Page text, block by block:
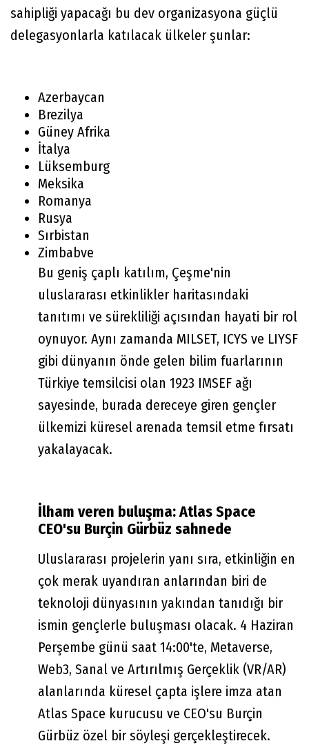
sahipliği yapacağı bu dev organizasyona güçlü
delegasyonlarla katılacak ülkeler şunlar:
Azerbaycan
Brezilya
Güney Afrika
İtalya
Lüksemburg
Meksika
Romanya
Rusya
Sırbistan
Zimbabve
Bu geniş çaplı katılım, Çeşme'nin
uluslararası etkinlikler haritasındaki
tanıtımı ve sürekliliği açısından hayati bir rol
oynuyor. Aynı zamanda MILSET, ICYS ve LIYSF
gibi dünyanın önde gelen bilim fuarlarının
Türkiye temsilcisi olan 1923 IMSEF ağı
sayesinde, burada dereceye giren gençler
ülkemizi küresel arenada temsil etme fırsatı
yakalayacak.
İlham veren buluşma: Atlas Space
CEO'su Burçin Gürbüz sahnede
Uluslararası projelerin yanı sıra, etkinliğin en
çok merak uyandıran anlarından biri de
teknoloji dünyasının yakından tanıdığı bir
ismin gençlerle buluşması olacak. 4 Haziran
Perşembe günü saat 14:00'te, Metaverse,
Web3, Sanal ve Artırılmış Gerçeklik (VR/AR)
alanlarında küresel çapta işlere imza atan
Atlas Space kurucusu ve CEO'su Burçin
Gürbüz özel bir söyleşi gerçekleştirecek.